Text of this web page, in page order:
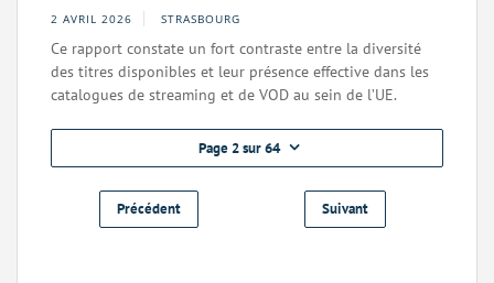
2 AVRIL 2026 STRASBOURG
Ce rapport constate un fort contraste entre la diversité
des titres disponibles et leur présence effective dans les
catalogues de streaming et de VOD au sein de l’UE.
Page 2 sur 64
Précédent Suivant